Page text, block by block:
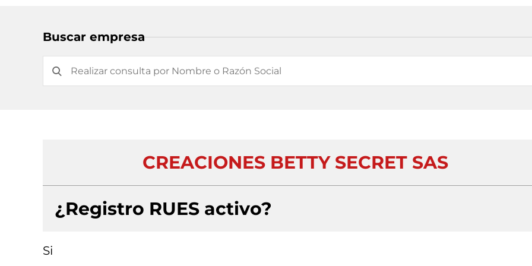
Buscar empresa
CREACIONES BETTY SECRET SAS
¿Registro RUES activo?
Si